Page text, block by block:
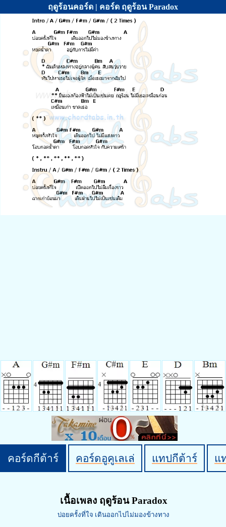
ฤดูร้อนคอร์ด | คอร์ด ฤดูร้อน Paradox
คอร์ดกีต้าร์ คอร์ดอูคูเลเล่ แทปกีต้าร์ แ
เนื้อเพลง ฤดูร้อน Paradox
บ่อยครั้งที่ใจ เดินออกไปไม่มองข้างทาง